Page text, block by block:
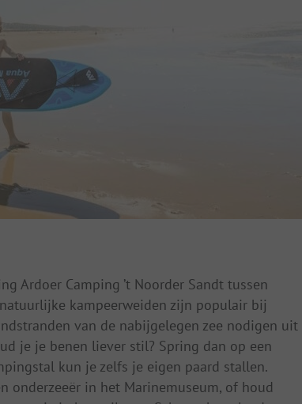
Ardoer Camping ’t Noorder Sandt tussen
kampeerweiden zijn populair bij
van de nabijgelegen zee nodigen uit
je je benen liever stil? Spring dan op een
kun je zelfs je eigen paard stallen.
onderzeeër in het Marinemuseum, of houd